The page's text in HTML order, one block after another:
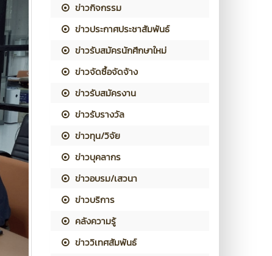
ข่าวกิจกรรม
ข่าวประกาศประชาสัมพันธ์
ข่าวรับสมัครนักศึกษาใหม่
ข่าวจัดซื้อจัดจ้าง
ข่าวรับสมัครงาน
ข่าวรับรางวัล
ข่าวทุน/วิจัย
ข่าวบุคลากร
ข่าวอบรม/เสวนา
ข่าวบริการ
คลังความรู้
ข่าววิเทศสัมพันธ์